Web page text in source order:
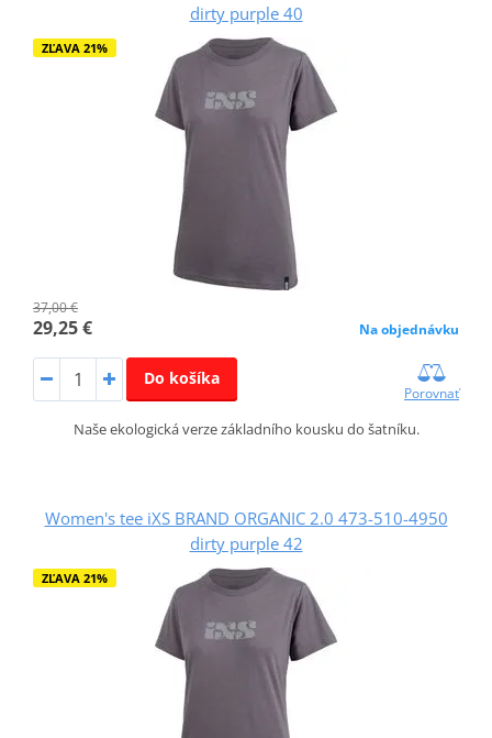
dirty purple 40
ZĽAVA 21%
37,00 €
29,25 € Na objednávku
Do košíka
Porovnať
Naše ekologická verze základního kousku do šatníku.
Women's tee iXS BRAND ORGANIC 2.0 473-510-4950
dirty purple 42
ZĽAVA 21%